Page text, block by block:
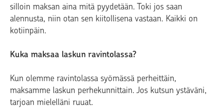
silloin maksan aina mitä pyydetään. Toki jos saan
alennusta, niin otan sen kiitollisena vastaan. Kaikki on
kotiinpäin.
Kuka maksaa laskun ravintolassa?
Kun olemme ravintolassa syömässä perheittäin,
maksamme laskun perhekunnittain. Jos kutsun ystäväni,
tarjoan mielelläni ruuat.